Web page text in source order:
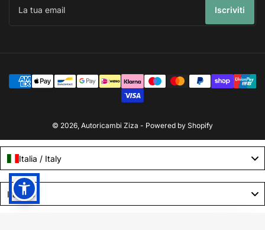
tua
Iscriviti
Modalità
di
pagamento
© 2026, Autoricambi Ziza - Powered by Shopify
Italia / Italy
Language
Italiano